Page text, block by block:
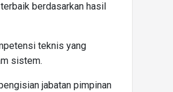
berdasarkan hasil
teknis yang
sistem.
jabatan pimpinan